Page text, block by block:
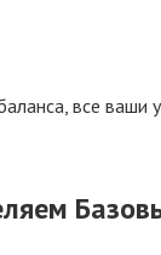
все ваши